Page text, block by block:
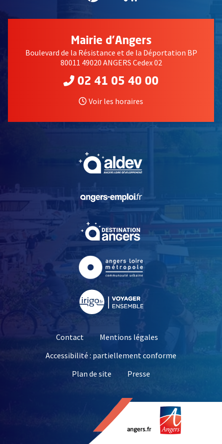
Mairie d'Angers
Boulevard de la Résistance et de la Déportation BP
80011 49020 ANGERS Cedex 02
02 41 05 40 00
Voir les horaires
, Ouvre une nouvelle
, Ouvre une nouvelle
Contact
Mentions légales
Accessibilité : partiellement conforme
Plan de site
Presse